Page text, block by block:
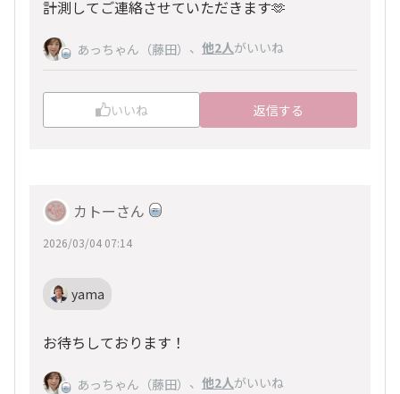
計測してご連絡させていただきます🫶
あっちゃん（藤田） 、 他2人がいいね
いいね 返信する
カトーさん
2026/03/04 07:14
yama
お待ちしております！
あっちゃん（藤田） 、 他2人がいいね